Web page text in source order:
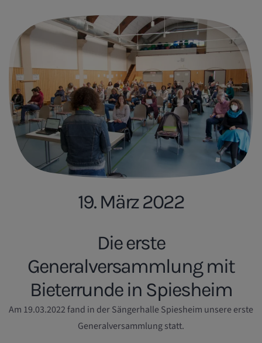
19. März 2022
Die erste
Generalversammlung mit
Bieterrunde in Spiesheim
Am 19.03.2022 fand in der Sängerhalle Spiesheim unsere erste
Generalversammlung statt.